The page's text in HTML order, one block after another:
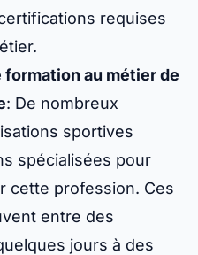
requises
au métier de
: De nombreux
sportives
spécialisées pour
cette profession. Ces
entre des
jours à des